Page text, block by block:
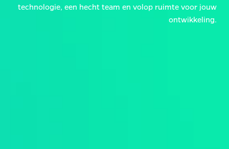
technologie, een hecht team en volop ruimte voor jouw
ontwikkeling.